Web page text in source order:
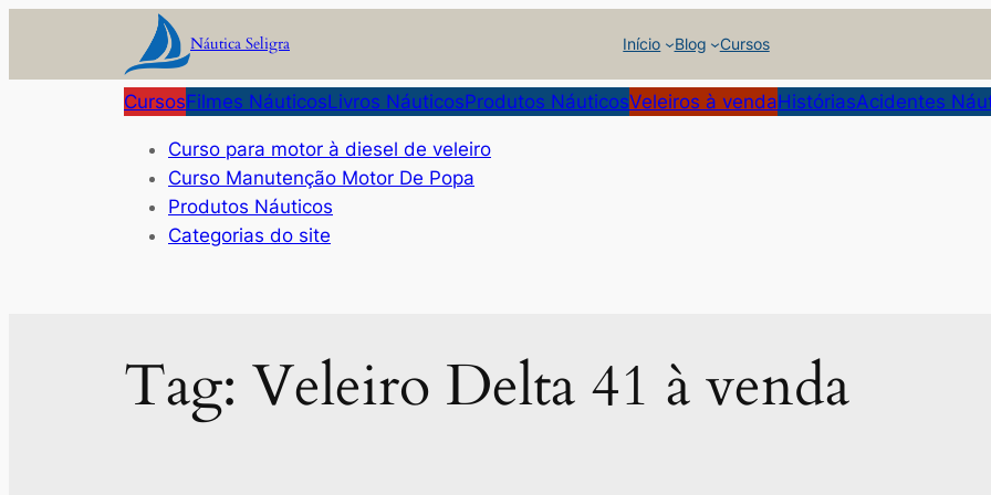
o
Náutica Seligra Início Blog Cursos
CursosFilmes NáuticosLivros NáuticosProdutos NáuticosVeleiros à vendaHistóriasAcidentes
Curso para motor à diesel de veleiro
Curso Manutenção Motor De Popa
Produtos Náuticos
Categorias do site
Tag: Veleiro Delta 41 à venda